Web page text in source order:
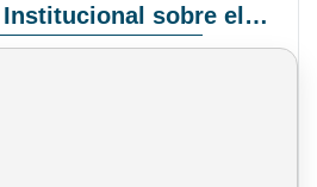
Pronunciamiento Institucional sobre el Proyecto de Ley N° 068/2025-2026 C.S.